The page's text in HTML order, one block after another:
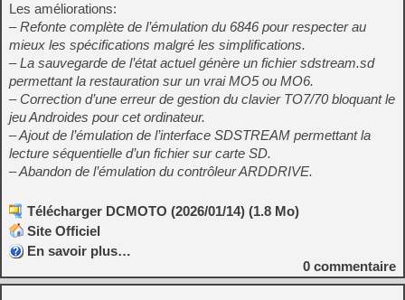
Les améliorations:
– Refonte complète de l’émulation du 6846 pour respecter au
mieux les spécifications malgré les simplifications.
– La sauvegarde de l’état actuel génère un fichier sdstream.sd
permettant la restauration sur un vrai MO5 ou MO6.
– Correction d’une erreur de gestion du clavier TO7/70 bloquant le
jeu Androides pour cet ordinateur.
– Ajout de l’émulation de l’interface SDSTREAM permettant la
lecture séquentielle d’un fichier sur carte SD.
– Abandon de l’émulation du contrôleur ARDDRIVE.
Télécharger DCMOTO (2026/01/14) (1.8 Mo)
Site Officiel
En savoir plus…
0 commentaire